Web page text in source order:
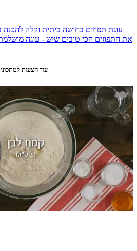
עוגת תפוזים בחושה ביתית וקלה
את התפוזים הכי טובים שיש - עוגה
עוד הצעות